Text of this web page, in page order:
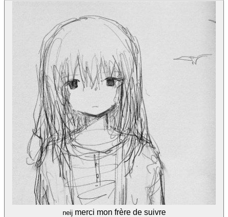
neij merci mon frère de suivre